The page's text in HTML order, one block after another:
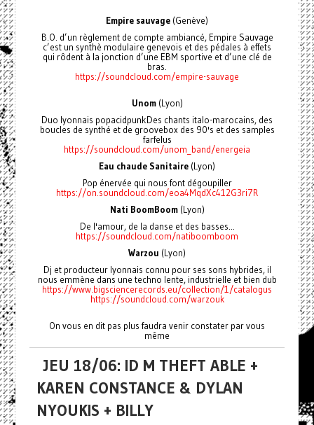
Empire sauvage (Genève)
B.O. d’un règlement de compte ambiancé, Empire Sauvage
c’est un synthè modulaire genevois et des pédales à effets
qui rôdent à la jonction d’une EBM sportive et d’une clé de
bras.
https://soundcloud.com/empire-sauvage
Unom (Lyon)
Duo lyonnais popacidpunkDes chants italo-marocains, des
boucles de synthé et de groovebox des 90's et des samples
farfelus
https://soundcloud.com/unom_band/energeia
Eau chaude Sanitaire (Lyon)
Pop énervée qui nous font dégoupiller
https://on.soundcloud.com/eoa4MqdXc412G3ri7R
Nati BoomBoom(Lyon)
De l'amour, de la danse et des basses...
https://soundcloud.com/natiboomboom
Warzou (Lyon)
Dj et producteur lyonnais connu pour ses sons hybrides, il
nous emmène dans une techno lente, industrielle et bien dub
https://www.bigsciencerecords.eu/collection/1/catalogus
https://soundcloud.com/warzouk
On vous en dit pas plus faudra venir constater par vous
même
JEU 18/06: ID M THEFT ABLE +
KAREN CONSTANCE & DYLAN
NYOUKIS + BILLY